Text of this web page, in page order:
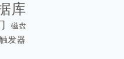
库
磁盘
发器